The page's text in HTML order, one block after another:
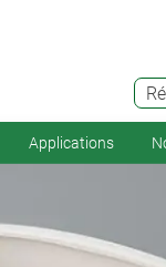
Applications